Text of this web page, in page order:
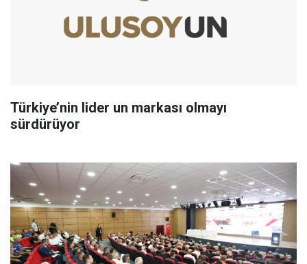
Türkiye’nin lider un markası olmayı
sürdürüyor